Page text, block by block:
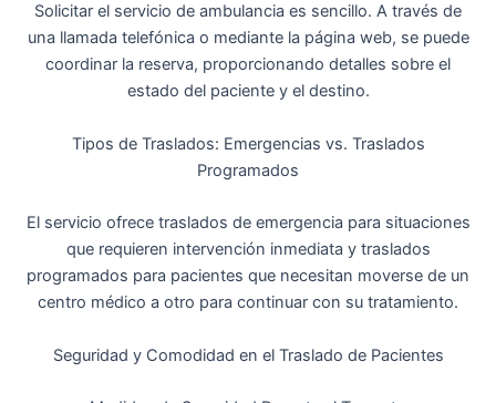
Solicitar el servicio de ambulancia es sencillo. A través de
una llamada telefónica o mediante la página web, se puede
coordinar la reserva, proporcionando detalles sobre el
estado del paciente y el destino.
Tipos de Traslados: Emergencias vs. Traslados
Programados
El servicio ofrece traslados de emergencia para situaciones
que requieren intervención inmediata y traslados
programados para pacientes que necesitan moverse de un
centro médico a otro para continuar con su tratamiento.
Seguridad y Comodidad en el Traslado de Pacientes